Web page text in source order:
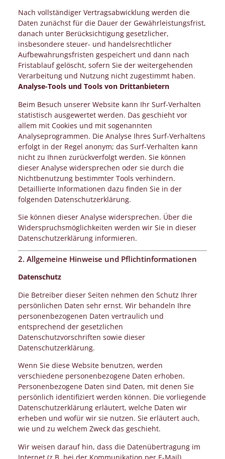
Nach vollständiger Vertragsabwicklung werden die
Daten zunächst für die Dauer der Gewährleistungsfrist,
danach unter Berücksichtigung gesetzlicher,
insbesondere steuer- und handelsrechtlicher
Aufbewahrungsfristen gespeichert und dann nach
Fristablauf gelöscht, sofern Sie der weitergehenden
Verarbeitung und Nutzung nicht zugestimmt haben.
Analyse-Tools und Tools von Drittanbietern
Beim Besuch unserer Website kann Ihr Surf-Verhalten
statistisch ausgewertet werden. Das geschieht vor
allem mit Cookies und mit sogenannten
Analyseprogrammen. Die Analyse Ihres Surf-Verhaltens
erfolgt in der Regel anonym; das Surf-Verhalten kann
nicht zu Ihnen zurückverfolgt werden. Sie können
dieser Analyse widersprechen oder sie durch die
Nichtbenutzung bestimmter Tools verhindern.
Detaillierte Informationen dazu finden Sie in der
folgenden Datenschutzerklärung.
Sie können dieser Analyse widersprechen. Über die
Widerspruchsmöglichkeiten werden wir Sie in dieser
Datenschutzerklärung informieren.
2. Allgemeine Hinweise und Pflichtinformationen
Datenschutz
Die Betreiber dieser Seiten nehmen den Schutz Ihrer
persönlichen Daten sehr ernst. Wir behandeln Ihre
personenbezogenen Daten vertraulich und
entsprechend der gesetzlichen
Datenschutzvorschriften sowie dieser
Datenschutzerklärung.
Wenn Sie diese Website benutzen, werden
verschiedene personenbezogene Daten erhoben.
Personenbezogene Daten sind Daten, mit denen Sie
persönlich identifiziert werden können. Die vorliegende
Datenschutzerklärung erläutert, welche Daten wir
erheben und wofür wir sie nutzen. Sie erläutert auch,
wie und zu welchem Zweck das geschieht.
Wir weisen darauf hin, dass die Datenübertragung im
Internet (z.B. bei der Kommunikation per E-Mail)